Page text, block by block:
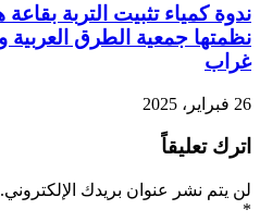
ندوة كمياء تثبيت التربة
نظمتها جمعية الطرق العربية
غراب
26 فبراير، 2025
اترك تعليقاً
لن يتم نشر عنوان بريدك الإلكتروني.
*